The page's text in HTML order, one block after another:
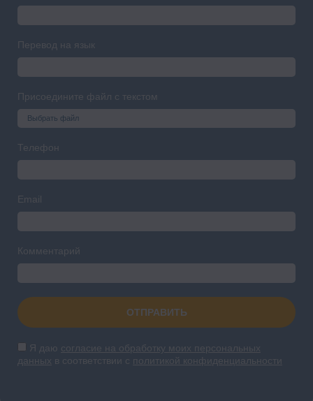
Перевод на язык
Присоедините файл с текстом
Выбрать файл
Телефон
Email
Комментарий
ОТПРАВИТЬ
Я даю согласие на обработку моих персональных
данных в соответствии с политикой конфиденциальности